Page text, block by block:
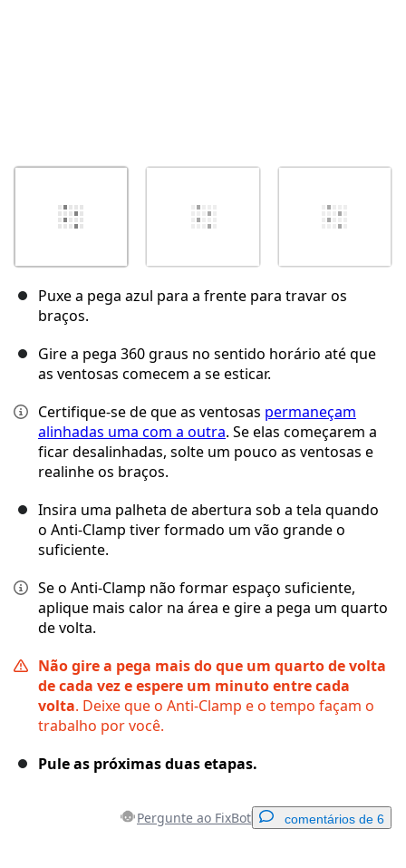
Puxe a pega azul para a frente para travar os
braços.
Gire a pega 360 graus no sentido horário até que
as ventosas comecem a se esticar.
Certifique-se de que as ventosas permaneçam
alinhadas uma com a outra. Se elas começarem a
ficar desalinhadas, solte um pouco as ventosas e
realinhe os braços.
Insira uma palheta de abertura sob a tela quando
o Anti-Clamp tiver formado um vão grande o
suficiente.
Se o Anti-Clamp não formar espaço suficiente,
aplique mais calor na área e gire a pega um quarto
de volta.
Não gire a pega mais do que um quarto de volta
de cada vez e espere um minuto entre cada
volta. Deixe que o Anti-Clamp e o tempo façam o
trabalho por você.
Pule as próximas duas etapas.
Pergunte ao FixBot comentários de 6